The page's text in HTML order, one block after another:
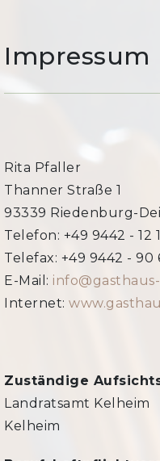
Impressum
Rita Pfaller
Thanner Straße 1
93339 Riedenburg-
Telefon: +49 9442 - 12
Telefax: +49 9442 - 90
E-Mail:
Internet:
Zuständige
Landratsamt Kelheim
Kelheim